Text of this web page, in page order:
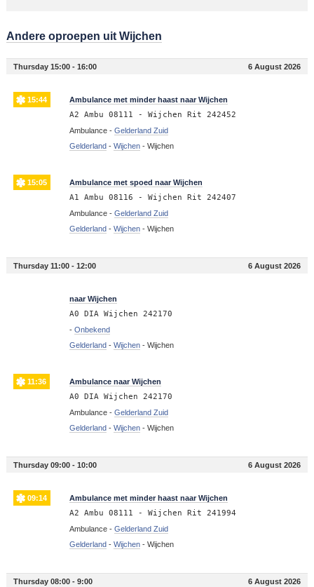
Andere oproepen uit Wijchen
Thursday 15:00 - 16:00 6 August 2026
15:44 Ambulance met minder haast naar Wijchen
A2 Ambu 08111 - Wijchen Rit 242452
Ambulance - Gelderland Zuid
Gelderland - Wijchen- Wijchen
15:05 Ambulance met spoed naar Wijchen
A1 Ambu 08116 - Wijchen Rit 242407
Ambulance - Gelderland Zuid
Gelderland - Wijchen- Wijchen
Thursday 11:00 - 12:00 6 August 2026
naar Wijchen
A0 DIA Wijchen 242170
- Onbekend
Gelderland - Wijchen- Wijchen
11:36 Ambulance naar Wijchen
A0 DIA Wijchen 242170
Ambulance - Gelderland Zuid
Gelderland - Wijchen- Wijchen
Thursday 09:00 - 10:00 6 August 2026
09:14 Ambulance met minder haast naar Wijchen
A2 Ambu 08111 - Wijchen Rit 241994
Ambulance - Gelderland Zuid
Gelderland - Wijchen- Wijchen
Thursday 08:00 - 9:00 6 August 2026